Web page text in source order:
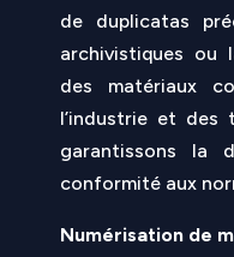
de duplicatas
archivistiques ou
des matériaux
l’industrie et des
garantissons la
conformité aux
Numérisation de